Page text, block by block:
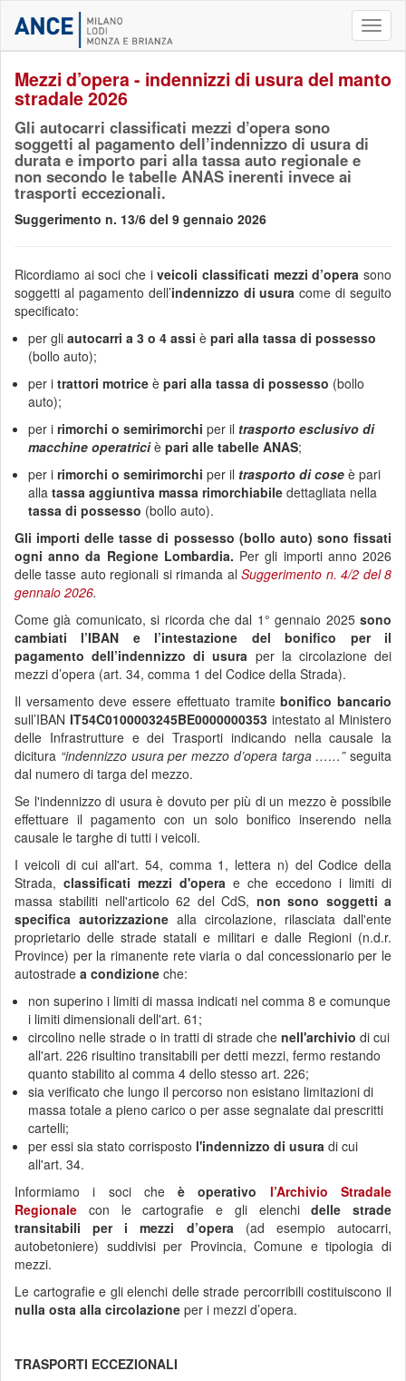
Mezzi d’opera - indennizzi di usura del manto
stradale 2026
Gli autocarri classificati mezzi d’opera sono
soggetti al pagamento dell’indennizzo di usura di
durata e importo pari alla tassa auto regionale e
non secondo le tabelle ANAS inerenti invece ai
trasporti eccezionali.
Suggerimento n. 13/6 del 9 gennaio 2026
Ricordiamo ai soci che iveicoli classificati mezzi d’opera sono
soggetti al pagamento dell’indennizzo di usura come di seguito
specificato:
per gli autocarri a 3 o 4 assi è pari alla tassa di possesso
(bollo auto);
per i trattori motrice è pari alla tassa di possesso (bollo
auto);
per i rimorchi o semirimorchi per il trasporto esclusivo di
macchine operatriciè pari alle tabelle ANAS;
per i rimorchi o semirimorchi per il trasporto di cose è pari
alla tassa aggiuntiva massa rimorchiabile dettagliata nella
tassa di possesso (bollo auto).
Gli importi delle tasse di possesso (bollo auto) sono fissati
ogni anno da Regione Lombardia. Per gli importi anno 2026
delle tasse auto regionali si rimanda alSuggerimento n. 4/2 del 8
gennaio 2026.
Come già comunicato, si ricorda che dal 1° gennaio 2025sono
cambiati l’IBAN e l’intestazione del bonifico per il
pagamento dell’indennizzo di usura per la circolazione dei
mezzi d’opera (art. 34, comma 1 del Codice della Strada).
Il versamento deve essere effettuato tramitebonifico bancario
sull’IBAN IT54C0100003245BE0000000353intestato al Ministero
delle Infrastrutture e dei Trasporti indicando nella causale la
dicitura “indennizzo usura per mezzo d’opera targa ……”seguita
dal numero di targa del mezzo.
Se l'indennizzo di usura è dovuto per più di un mezzo è possibile
effettuare il pagamento con un solo bonifico inserendo nella
causale le targhe di tutti i veicoli.
I veicoli di cui all'art. 54, comma 1, lettera n) del Codice della
Strada, classificati mezzi d'opera e che eccedono i limiti di
massa stabiliti nell'articolo 62 del CdS, non sono soggetti a
specifica autorizzazione alla circolazione, rilasciata dall'ente
proprietario delle strade statali e militari e dalle Regioni (n.d.r.
Province) per la rimanente rete viaria o dal concessionario per le
autostrade a condizione che:
non superino i limiti di massa indicati nel comma 8 e comunque
i limiti dimensionali dell'art. 61;
circolino nelle strade o in tratti di strade che nell'archivio di cui
all'art. 226 risultino transitabili per detti mezzi, fermo restando
quanto stabilito al comma 4 dello stesso art. 226;
sia verificato che lungo il percorso non esistano limitazioni di
massa totale a pieno carico o per asse segnalate dai prescritti
cartelli;
per essi sia stato corrisposto l'indennizzo di usura di cui
all'art. 34.
Informiamo i soci cheè operativo l’Archivio Stradale
Regionale con le cartografie e gli elenchidelle strade
transitabili per i
mezzi d’opera(ad esempio autocarri,
autobetoniere) suddivisi per Provincia, Comune e tipologia di
mezzi.
Le cartografie e gli elenchi delle strade percorribili costituiscono il
nulla osta alla circolazione per i mezzi d’opera.
TRASPORTI ECCEZIONALI